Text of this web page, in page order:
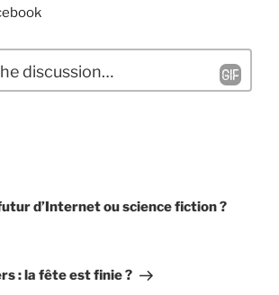
d’Internet ou science fiction ?
: la fête est finie ?